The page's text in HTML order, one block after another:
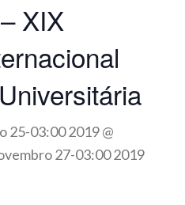
XIX
25-03:00 2019 @
27-03:00 2019